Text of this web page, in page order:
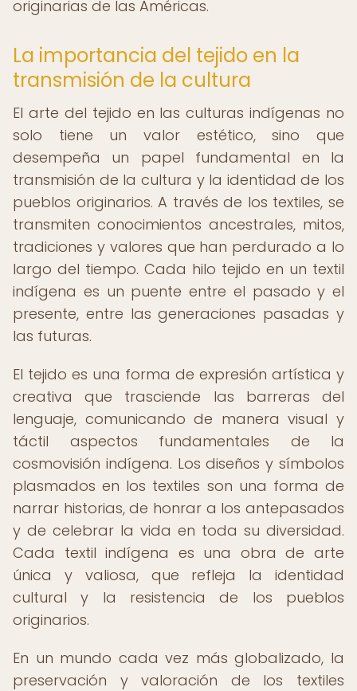
originarias de las Américas.
La importancia del tejido en la
transmisión de la cultura
El arte del tejido en las culturas indígenas no
solo tiene un valor estético, sino que
desempeña un papel fundamental en la
transmisión de la cultura y la identidad de los
pueblos originarios. A través de los textiles, se
transmiten conocimientos ancestrales, mitos,
tradiciones y valores que han perdurado a lo
largo del tiempo. Cada hilo tejido en un textil
indígena es un puente entre el pasado y el
presente, entre las generaciones pasadas y
las futuras.
El tejido es una forma de expresión artística y
creativa que trasciende las barreras del
lenguaje, comunicando de manera visual y
táctil aspectos fundamentales de la
cosmovisión indígena. Los diseños y símbolos
plasmados en los textiles son una forma de
narrar historias, de honrar a los antepasados
y de celebrar la vida en toda su diversidad.
Cada textil indígena es una obra de arte
única y valiosa, que refleja la identidad
cultural y la resistencia de los pueblos
originarios.
En un mundo cada vez más globalizado, la
preservación y valoración de los textiles